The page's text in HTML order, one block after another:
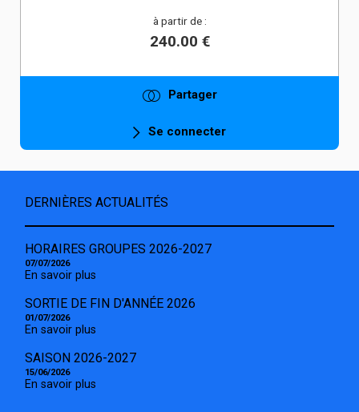
à partir de :
240.00 €
Partager
Se connecter
DERNIÈRES ACTUALITÉS
HORAIRES GROUPES 2026-2027
07/07/2026
En savoir plus
SORTIE DE FIN D'ANNÉE 2026
01/07/2026
En savoir plus
SAISON 2026-2027
15/06/2026
En savoir plus